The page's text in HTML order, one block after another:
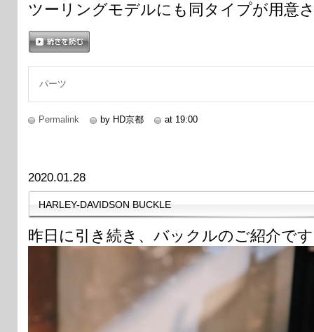
ツーリングモデルにも同タイプが用意
パーツ
Permalink by HD京都 at 19:00
2020.01.28
HARLEY-DAVIDSON BUCKLE
昨日に引き続き、バックルのご紹介で